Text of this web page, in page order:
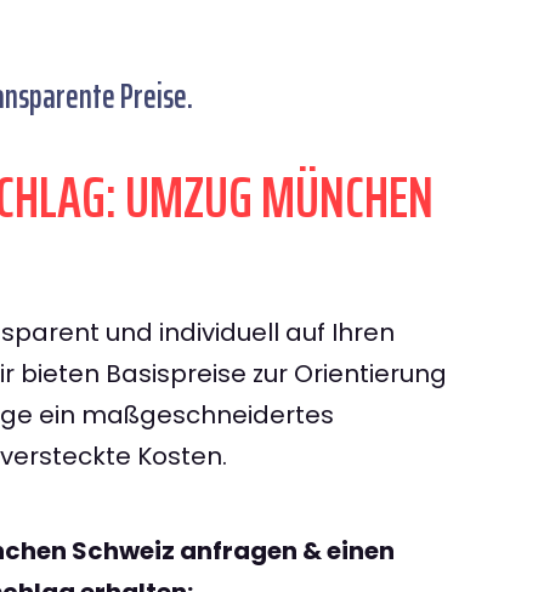
Preise.
UMZUG MÜNCHEN
und individuell auf Ihren
bieten Basispreise zur Orientierung
ein maßgeschneidertes
Kosten.
Schweiz anfragen & einen